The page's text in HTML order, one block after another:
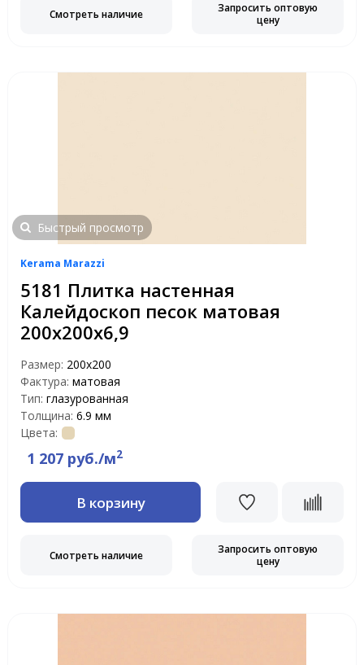
Смотреть наличие
Запросить оптовую
цену
Быстрый просмотр
Kerama Marazzi
5181 Плитка настенная
Калейдоскоп песок матовая
200х200х6,9
Размер: 200х200
Фактура: матовая
Тип: глазурованная
Толщина: 6.9 мм
Цвета:
1 207 руб./м2
В корзину
Смотреть наличие
Запросить оптовую
цену